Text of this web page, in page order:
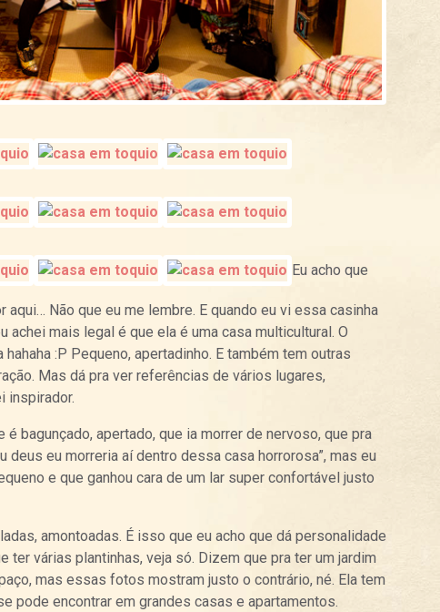
Eu acho que
aqui… Não que eu me lembre. E quando eu vi essa casinha
achei mais legal é que ela é uma casa multicultural. O
:P Pequeno, apertadinho. E também tem outras
Mas dá pra ver referências de vários lugares,
inspirador.
bagunçado, apertado, que ia morrer de nervoso, que pra
deus eu morreria aí dentro dessa casa horrorosa”, mas eu
e que ganhou cara de um lar super confortável justo
amontoadas. É isso que eu acho que dá personalidade
ter várias plantinhas, veja só. Dizem que pra ter um jardim
mas essas fotos mostram justo o contrário, né. Ela tem
pode encontrar em grandes casas e apartamentos.